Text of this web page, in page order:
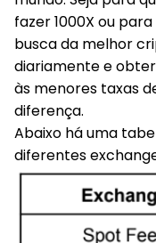
fazer 1000X ou
busca da melhor
diariamente e
às menores taxas
diferença.
Abaixo há uma
diferentes